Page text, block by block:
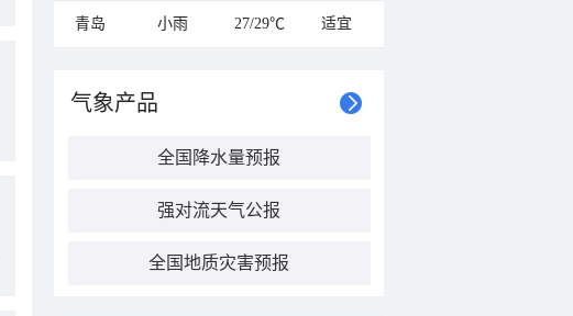
青岛 小雨 27/29℃ 适宜
气象产品
全国降水量预报
强对流天气公报
全国地质灾害预报